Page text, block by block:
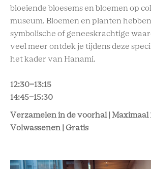
bloeiende bloesems en bloemen op
museum. Bloemen en planten
symbolische of geneeskrachtige
veel meer ontdek je tijdens deze
het kader van Hanami.
12:30-13:15
14:45-15:30
Verzamelen in de voorhal | Maximaal
Volwassenen | Gratis